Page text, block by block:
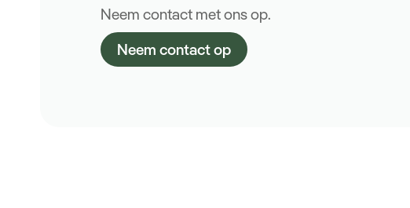
Neem contact met ons op.
Neem contact op